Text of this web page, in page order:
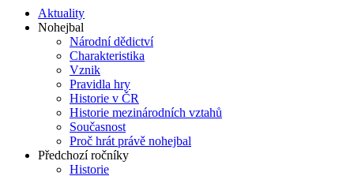
Aktuality
Nohejbal
Národní dědictví
Charakteristika
Vznik
Pravidla hry
Historie v ČR
Historie mezinárodních vztahů
Současnost
Proč hrát právě nohejbal
Předchozí ročníky
Historie